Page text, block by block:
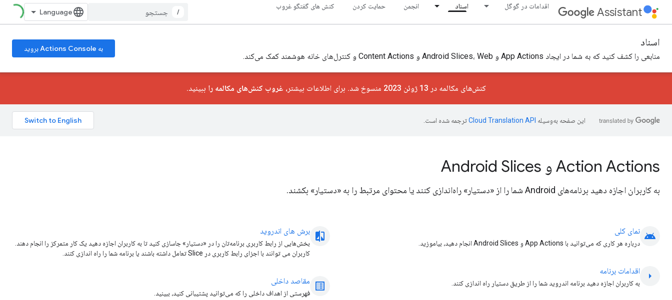
Assistant اقدامات در گوگل اسناد انجمن حمایت کردن کنش های گفتگو غروب
/
اسناد
منابعی را کشف کنید که به شما در ایجاد App Actions و Android Slices، Web و Content Actions و کنترل‌های خانه هوشمند کمک می‌کند.
به Actions Console بروید
کنش‌های مکالمه در 13 ژوئن 2023 منسوخ شد. برای اطلاعات بیشتر، غروب کنش‌های مکالمه را ببینید.
این صفحه به‌وسیله ترجمه شده است.
Action Actions و Android Slices
به کاربران اجازه دهید برنامه‌های Android شما را از «دستیار» راه‌اندازی کنند یا محتوای مرتبط را به «دستیار» بکشند.
android نمای کلی
درباره هر کاری که می‌توانید با App Actions و Android Slices انجام دهید، بیاموزید.
arrow_right اقدامات برنامه
به کاربران اجازه دهید برنامه اندروید شما را از طریق دستیار راه اندازی کنند.
compare_arrow برش های اندروید
بخش‌هایی از رابط کاربری برنامه‌تان را در «دستیار» جاسازی کنید تا به کاربران اجازه دهید یک کار متمرکز را انجام دهند.
کاربران می توانند با اجزای رابط کاربری در Slice تعامل داشته باشند یا برنامه شما را راه اندازی کنند.
list_alt مقاصد داخلی
فهرستی از اهداف داخلی را که می‌توانید پشتیبانی کنید، ببینید.